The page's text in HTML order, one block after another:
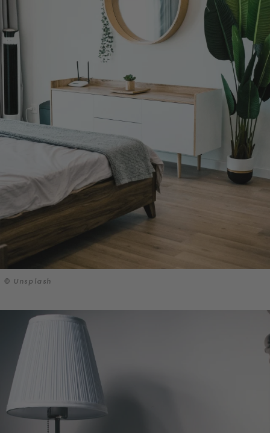
© Unsplash